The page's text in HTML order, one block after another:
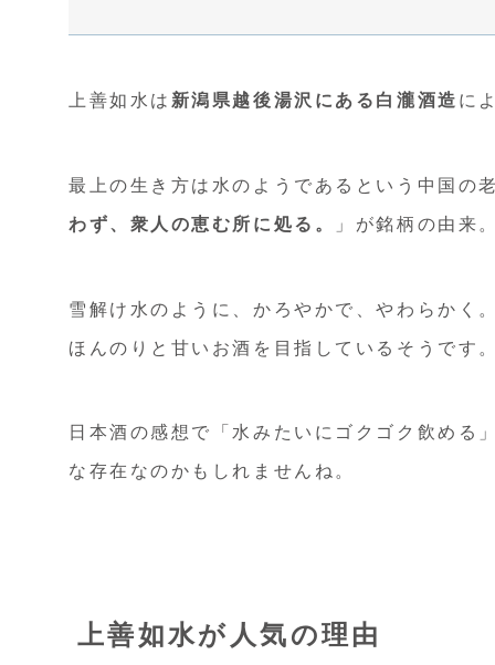
上善如水は 新潟県越後湯沢にある白瀧酒造 に
最上の生き方は水のようであるという中国の
わず、衆人の恵む所に処る。 」が銘柄の由来
雪解け水のように、かろやかで、やわらかく
ほんのりと甘いお酒を目指しているそうです
日本酒の感想で「水みたいにゴクゴク飲める
な存在なのかもしれませんね。
上善如水が人気の理由